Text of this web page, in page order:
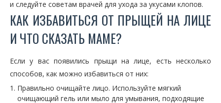
и следуйте советам врачей для ухода за укусами клопов.
КАК ИЗБАВИТЬСЯ ОТ ПРЫЩЕЙ НА ЛИЦЕ
И ЧТО СКАЗАТЬ МАМЕ?
Если у вас появились прыщи на лице, есть несколько
способов, как можно избавиться от них:
Правильно очищайте лицо. Используйте мягкий
очищающий гель или мыло для умывания, подходящие